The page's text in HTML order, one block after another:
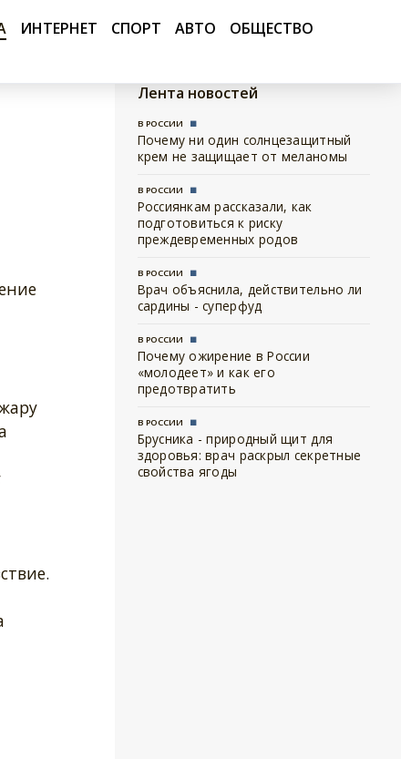
ИНТЕРНЕТ СПОРТ АВТО ОБЩЕСТВО
Лента новостей
В РОССИИ
Почему ни один солнцезащитный
крем не защищает от меланомы
В РОССИИ
Россиянкам рассказали, как
подготовиться к риску
преждевременных родов
В РОССИИ
Врач объяснила, действительно ли
сардины - суперфуд
В РОССИИ
Почему ожирение в России
«молодеет» и как его
предотвратить
В РОССИИ
Брусника - природный щит для
здоровья: врач раскрыл секретные
свойства ягоды